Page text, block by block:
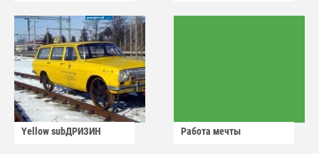
Yellow subДРИЗИН Работа мечты